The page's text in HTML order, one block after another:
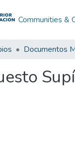
Communities &
Documentos